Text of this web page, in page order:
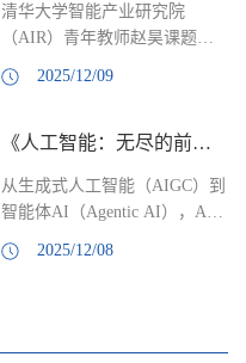
加入AIR开展科研以来，陈博
远同学以第一或第二作者身份
在计算机视觉、机器人领域国
资助。未来他将推荐免试至
AIR攻读博士学位，导师为张
亚勤院士。个人简介陈博远，
清华大学智能产业研究院
（AIR）青年教师赵昊课题组
首个面向大型动态驾驶场景的
建框架——DGGT（Driving
Transformer）。该方法摆脱了
传统依赖逐场景优化、相机标
定以及短帧窗口的限制，能够
阶段。近年来，多模态大模型
2025/12/09
《人工智能：无尽的前沿》——人文清华讲坛张亚勤演讲实录
从生成式人工智能（AIGC）到
智能体AI（Agentic AI），AI
12月5日晚，中国工程院外籍院
2025/12/08